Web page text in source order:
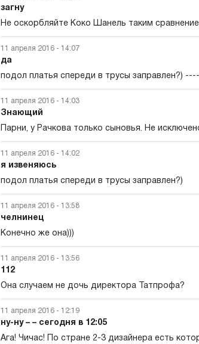
загну
Не оскорбляйте Коко Шанель таким
11 апреля 2016 - 14:07
да
подол платья спереди в трусы заправлен?)
11 апреля 2016 - 14:03
Знающий
Парни, у Рачкова только сыновья. Не
11 апреля 2016 - 14:02
я извеняюсь
подол платья спереди в трусы заправлен?)
11 апреля 2016 - 13:58
челнинец
Конечно же она)))
11 апреля 2016 - 13:56
112
Она случаем не дочь директора Татпрофа?
11 апреля 2016 - 12:19
ну-ну – – сегодня в 12:05
Ага! Чичас! По стране 2-3 дизайнера есть